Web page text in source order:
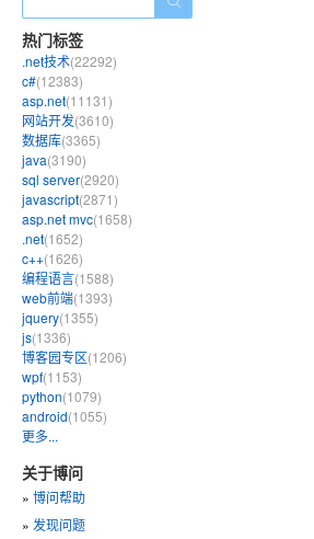
热门标签
.net技术(22292)
c#(12383)
asp.net(11131)
网站开发(3610)
数据库(3365)
java(3190)
sql server(2920)
javascript(2871)
asp.net mvc(1658)
.net(1652)
c++(1626)
编程语言(1588)
web前端(1393)
jquery(1355)
js(1336)
博客园专区(1206)
wpf(1153)
python(1079)
android(1055)
更多...
关于博问
» 博问帮助
» 发现问题